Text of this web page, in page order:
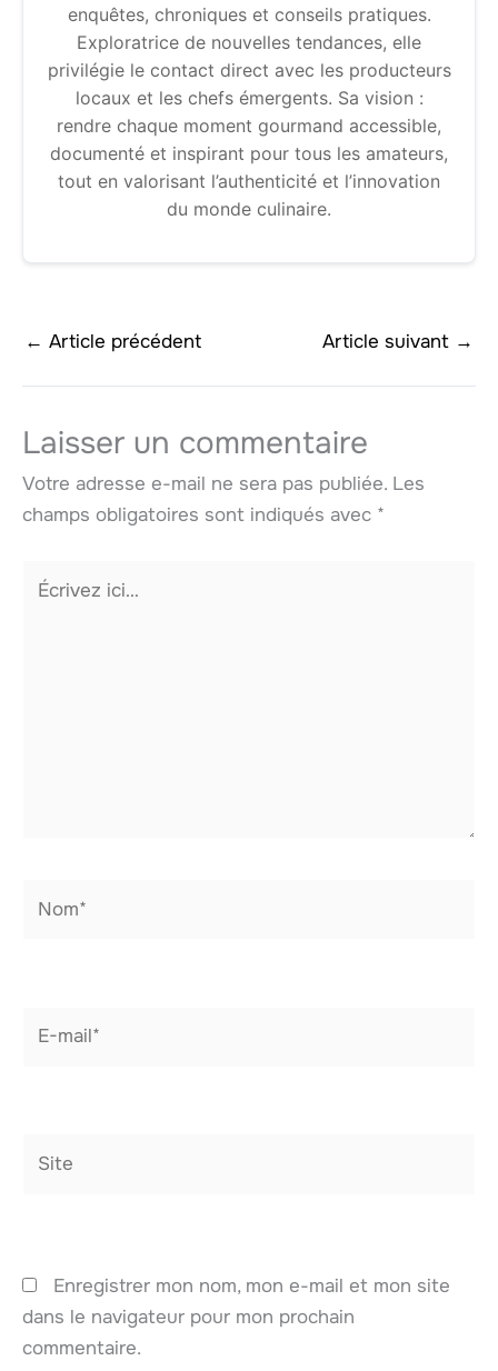
enquêtes, chroniques et conseils pratiques.
Exploratrice de nouvelles tendances, elle
privilégie le contact direct avec les producteurs
locaux et les chefs émergents. Sa vision :
rendre chaque moment gourmand accessible,
documenté et inspirant pour tous les amateurs,
tout en valorisant l’authenticité et l’innovation
du monde culinaire.
← Article précédent Article suivant →
Laisser un commentaire
Votre adresse e-mail ne sera pas publiée. Les
champs obligatoires sont indiqués avec *
Écrivez
ici…
Enregistrer mon nom, mon e-mail et mon site
dans le navigateur pour mon prochain
commentaire.